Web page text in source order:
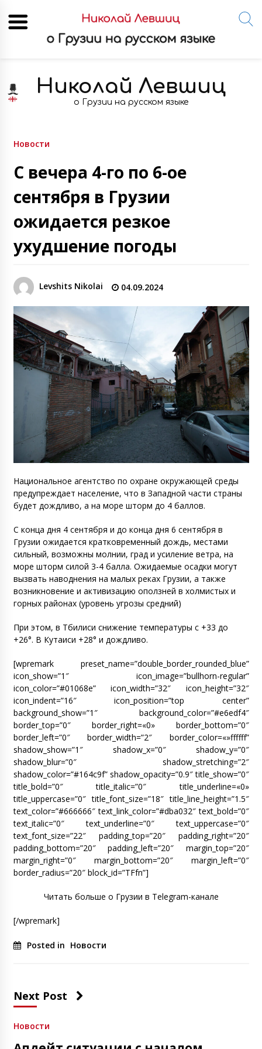
content
Николай Левшиц
о Грузии на русском языке
Новости
С вечера 4-го по 6-ое
сентября в Грузии
ожидается резкое
ухудшение погоды
Levshits Nikolai 04.09.2024
Национальное агентство по охране окружающей среды
предупреждает население, что в Западной части страны
будет дождливо, а на море шторм до 4 баллов.
С конца дня 4 сентября и до конца дня 6 сентября в
Грузии ожидается кратковременный дождь, местами
сильный, возможны молнии, град и усиление ветра, на
море шторм силой 3-4 балла. Ожидаемые осадки могут
вызвать наводнения на малых реках Грузии, а также
возникновение и активизацию оползней в холмистых и
горных районах (уровень угрозы средний)
При этом, в Тбилиси снижение температуры с +33 до
+26°. В Кутаиси +28° и дождливо.
[wpremark preset_name=”double_border_rounded_blue”
icon_show=”1″ icon_image=”bullhorn-regular”
icon_color=”#01068e” icon_width=”32″ icon_height=”32″
icon_indent=”16″ icon_position=”top center”
background_show=”1″ background_color=”#e6edf4″
border_top=”0″ border_right=«0» border_bottom=”0″
border_left=”0″ border_width=”2″ border_color=«»ffffff”
shadow_show=”1″ shadow_x=”0″ shadow_y=”0″
shadow_blur=”0″ shadow_stretching=”2″
shadow_color=”#164c9f” shadow_opacity=”0.9″ title_show=”0″
title_bold=”0″ title_italic=”0″ title_underline=«0»
title_uppercase=”0″ title_font_size=”18″ title_line_height=”1.5″
text_color=”#666666″ text_link_color=”#dba032″ text_bold=”0″
text_italic=”0″ text_underline=”0″ text_uppercase=”0″
text_font_size=”22″ padding_top=”20″ padding_right=”20″
padding_bottom=”20″ padding_left=”20″ margin_top=”20″
margin_right=”0″ margin_bottom=”20″ margin_left=”0″
border_radius=”20″ block_id=”TFfn”]
Читать больше о Грузии в Telegram-канале
[/wpremark]
Posted in Новости
Next Post
Новости